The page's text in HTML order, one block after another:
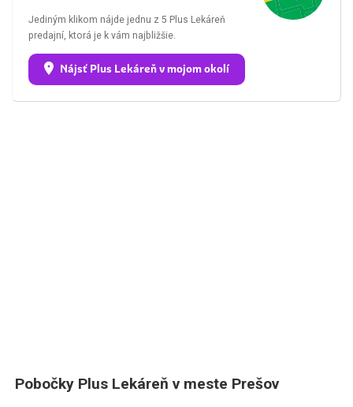
Jediným klikom nájde jednu z 5 Plus Lekáreň
predajní, ktorá je k vám najbližšie.
Nájsť Plus Lekáreň v mojom okolí
Pobočky Plus Lekáreň v meste Prešov